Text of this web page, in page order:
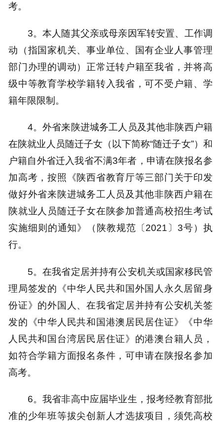
考。
3。本人随其父亲或母亲因军转安置、工作调
动（指国家机关、事业单位、国有企业人事管理
部门办理的调动）正常迁转户籍至我省，并将高
级中等教育学校学籍转入我省，可不受户籍、学
籍年限限制。
4。外省来陕进城务工人员及其他非陕西户籍
在陕就业人员随迁子女（以下简称“随迁子女”）和
户籍自外省迁入我省不满3年者，申请在陕报名参
加高考，按照《陕西省教育厅等三部门关于印发
做好外省来陕进城务工人员及其他非陕西户籍在
陕就业人员随迁子女在陕参加普通高校招生考试
实施细则的通知》（陕教规范〔2021〕3号）执
行。
5。在我省定居并持有公安机关或国家移民管
理局签发的《中华人民共和国外国人永久居留身
份证》的外国人、在我省定居并持有公安机关签
发的《中华人民共和国港澳居民居住证》《中华
人民共和国台湾居民居住证》的港澳台籍人员，
如符合学籍方面报名条件，可申请在陕报名参加
高考。
6。我省非高中应届毕业生，报考经教育部批
准的少年班等拔尖创新人才选拔项目，须凭高校